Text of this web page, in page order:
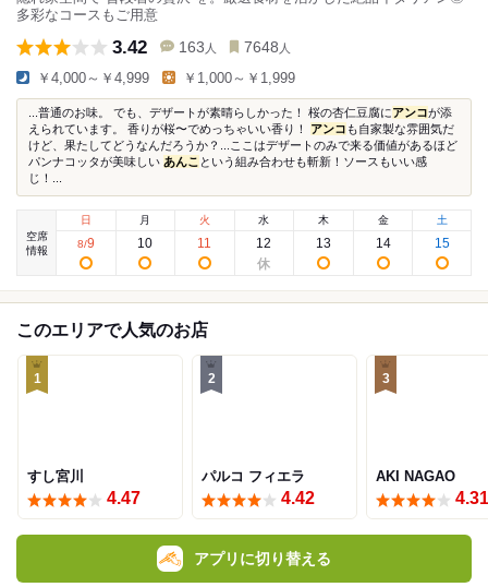
多彩なコースもご用意
3.42 163 人 7648 人
￥4,000～￥4,999 ￥1,000～￥1,999
...普通のお味。 でも、デザートが素晴らしかった！ 桜の杏仁豆腐にアンコが添
えられています。 香りが桜〜でめっちゃいい香り！ アンコ も自家製な雰囲気だ
けど、果たしてどうなんだろうか？...ここはデザートのみで来る価値があるほど
パンナコッタが美味しい あんこ という組み合わせも斬新！ソースもいい感
じ！...
空席
情報
日
8/9
月
10
火
11
水
12
木
13
金
14
土
15
このエリアで人気のお店
1
すし宮川
4.47
2
パルコ フィエラ
4.42
3
AKI NAGAO
4.31
アプリに切り替える